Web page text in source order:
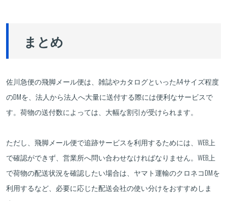
まとめ
佐川急便の飛脚メール便は、雑誌やカタログといったA4サイズ程度
のDMを、法人から法人へ大量に送付する際には便利なサービスで
す。荷物の送付数によっては、大幅な割引が受けられます。
ただし、飛脚メール便で追跡サービスを利用するためには、WEB上
で確認ができず、営業所へ問い合わせなければなりません。WEB上
で荷物の配送状況を確認したい場合は、ヤマト運輸のクロネコDMを
利用するなど、必要に応じた配送会社の使い分けをおすすめしま